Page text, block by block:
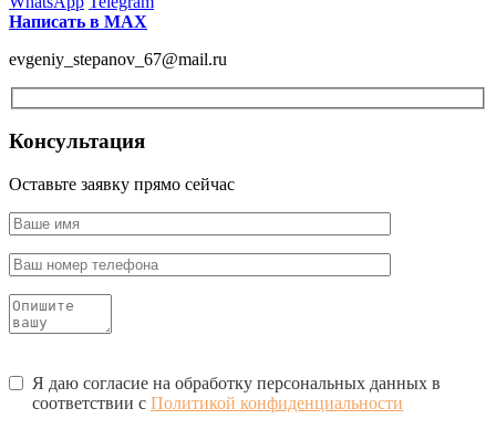
Написать в МАХ
evgeniy_stepanov_67@mail.ru
Консультация
Оставьте заявку прямо сейчас
Я даю согласие на обработку персональных данных в
соответствии с Политикой конфиденциальности